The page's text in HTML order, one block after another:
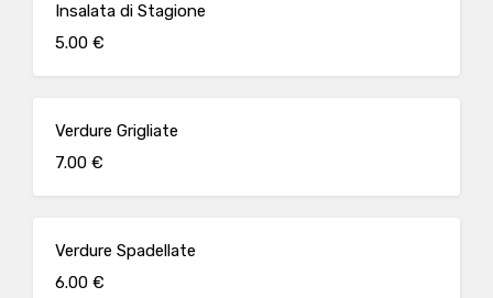
Insalata di Stagione
5.00 €
Verdure Grigliate
7.00 €
Verdure Spadellate
6.00 €